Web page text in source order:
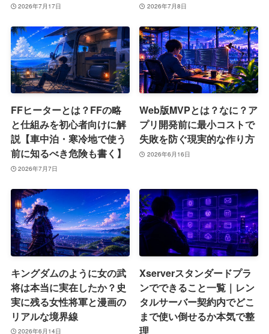
2026年7月17日 2026年7月8日
FFヒーターとは？FFの略
と仕組みを初心者向けに解
説【車中泊・寒冷地で使う
前に知るべき危険も書く】
2026年7月7日
Web版MVPとは？なに？ア
プリ開発前に最小コストで
失敗を防ぐ現実的な作り方
2026年6月16日
キングダムのように女の武
将は本当に実在したか？史
実に残る女性将軍と漫画の
リアルな境界線
2026年6月14日
Xserverスタンダードプラ
ンでできること一覧｜レン
タルサーバー契約内でどこ
まで使い倒せるか本気で整
理